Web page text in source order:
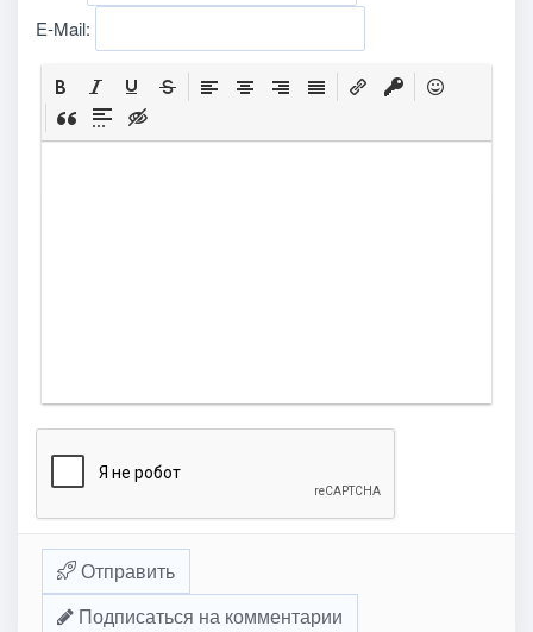
E-Mail:
Отправить
Подписаться на комментарии